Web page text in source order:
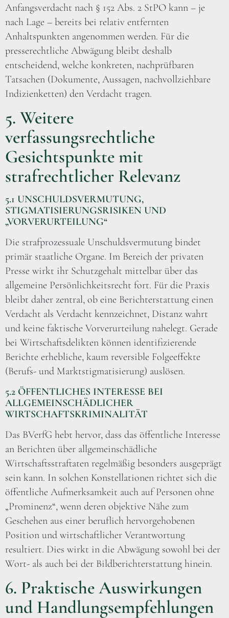
Anfangsverdacht nach § 152 Abs. 2 StPO kann – je
nach Lage – bereits bei relativ entfernten
Anhaltspunkten angenommen werden. Für die
presserechtliche Abwägung bleibt deshalb
entscheidend, welche konkreten, nachprüfbaren
Tatsachen (Dokumente, Aussagen, nachvollziehbare
Indizienketten) den Verdacht tragen.
5. Weitere
verfassungsrechtliche
Gesichtspunkte mit
strafrechtlicher Relevanz
5.1 UNSCHULDSVERMUTUNG,
STIGMATISIERUNGSRISIKEN UND
„VORVERURTEILUNG“
Die strafprozessuale Unschuldsvermutung bindet
primär staatliche Organe. Im Bereich der privaten
Presse wirkt ihr Schutzgehalt mittelbar über das
allgemeine Persönlichkeitsrecht fort. Für die Praxis
bleibt daher zentral, ob eine Berichterstattung einen
Verdacht als Verdacht kennzeichnet, Distanz wahrt
und keine faktische Vorverurteilung nahelegt. Gerade
bei Wirtschaftsdelikten können identifizierende
Berichte erhebliche, kaum reversible Folgeeffekte
(Berufs- und Marktstigmatisierung) auslösen.
5.2 ÖFFENTLICHES INTERESSE BEI
ALLGEMEINSCHÄDLICHER
WIRTSCHAFTSKRIMINALITÄT
Das BVerfG hebt hervor, dass das öffentliche Interesse
an Berichten über allgemeinschädliche
Wirtschaftsstraftaten regelmäßig besonders ausgeprägt
sein kann. In solchen Konstellationen richtet sich die
öffentliche Aufmerksamkeit auch auf Personen ohne
„Prominenz“, wenn deren objektive Nähe zum
Geschehen aus einer beruflich hervorgehobenen
Position und wirtschaftlicher Verantwortung
resultiert. Dies wirkt in die Abwägung sowohl bei der
Wort- als auch bei der Bildberichterstattung hinein.
6. Praktische Auswirkungen
und Handlungsempfehlungen